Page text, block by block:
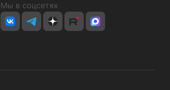
Мы в соцсетях